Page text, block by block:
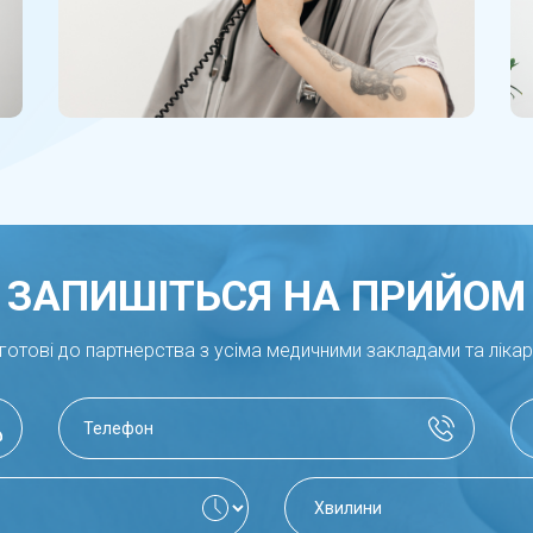
ЗАПИШІТЬСЯ НА ПРИЙОМ
до партнерства з усіма медичними закладами та